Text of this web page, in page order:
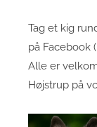
Tag et kig
på Facebook
Alle er
Højstrup på